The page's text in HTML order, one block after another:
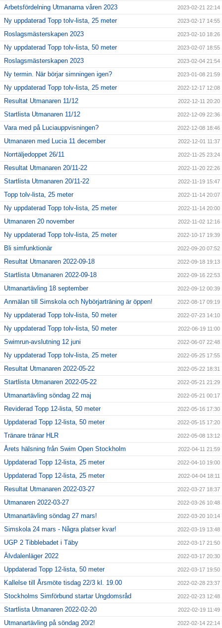
Arbetsfördelning Utmanarna våren 2023 2023-02-21 22:14
Ny uppdaterad Topp tolv-lista, 25 meter 2023-02-17 14:55
Roslagsmästerskapen 2023 2023-02-10 18:26
Ny uppdaterad Topp tolv-lista, 50 meter 2023-02-07 18:55
Roslagsmästerskapen 2023 2023-02-04 21:54
Ny termin. När börjar simningen igen? 2023-01-08 21:59
Ny uppdaterad Topp tolv-lista, 25 meter 2022-12-17 12:08
Resultat Utmanaren 11/12 2022-12-11 20:20
Startlista Utmanaren 11/12 2022-12-09 22:36
Vara med på Luciauppvisningen? 2022-12-08 18:46
Utmanaren med Lucia 11 december 2022-12-01 11:37
Norrtäljedoppet 26/11 2022-11-25 23:24
Resultat Utmanaren 20/11-22 2022-11-20 22:26
Startlista Utmanaren 20/11-22 2022-11-19 15:47
Topp tolv-lista, 25 meter 2022-11-14 20:07
Ny uppdaterad Topp tolv-lista, 25 meter 2022-11-14 20:00
Utmanaren 20 november 2022-11-02 12:16
Ny uppdaterad Topp tolv-lista, 25 meter 2022-10-17 19:39
Bli simfunktionär 2022-09-20 07:52
Resultat Utmanaren 2022-09-18 2022-09-18 19:13
Startlista Utmanaren 2022-09-18 2022-09-16 22:53
Utmanartävling 18 september 2022-09-12 00:39
Anmälan till Simskola och Nybörjarträning är öppen! 2022-08-17 09:19
Ny uppdaterad Topp tolv-lista, 50 meter 2022-07-23 14:10
Ny uppdaterad Topp tolv-lista, 50 meter 2022-06-19 11:00
Swimrun-avslutning 12 juni 2022-06-07 22:48
Ny uppdaterad Topp tolv-lista, 25 meter 2022-05-25 17:55
Resultat Utmanaren 2022-05-22 2022-05-22 18:31
Startlista Utmanaren 2022-05-22 2022-05-21 21:29
Utmanartävling söndag 22 maj 2022-05-21 00:17
Reviderad Topp 12-lista, 50 meter 2022-05-16 17:30
Uppdaterad Topp 12-lista, 50 meter 2022-05-15 17:20
Tränare tränar HLR 2022-05-08 13:12
Årets hälsning från Swim Open Stockholm 2022-04-11 21:59
Uppdaterad Topp 12-lista, 25 meter 2022-04-10 19:00
Uppdaterad Topp 12-lista, 25 meter 2022-04-04 18:11
Resultat Utmanaren 2022-03-27 2022-03-27 18:37
Utmanaren 2022-03-27 2022-03-26 10:48
Utmanartävling söndag 27 mars! 2022-03-20 10:14
Simskola 24 mars - Några platser kvar! 2022-03-19 13:48
UGP 2 Tibblebadet i Täby 2022-03-17 21:50
Älvdalenläger 2022 2022-03-17 20:30
Uppdaterad Topp 12-lista, 50 meter 2022-03-17 19:50
Kallelse till Årsmöte tisdag 22/3 kl. 19.00 2022-02-28 23:37
Stockholms Simförbund startar Ungdomsråd 2022-02-23 12:48
Startlista Utmanaren 2022-02-20 2022-02-19 11:49
Utmanartävling på söndag 20/2! 2022-02-14 22:14